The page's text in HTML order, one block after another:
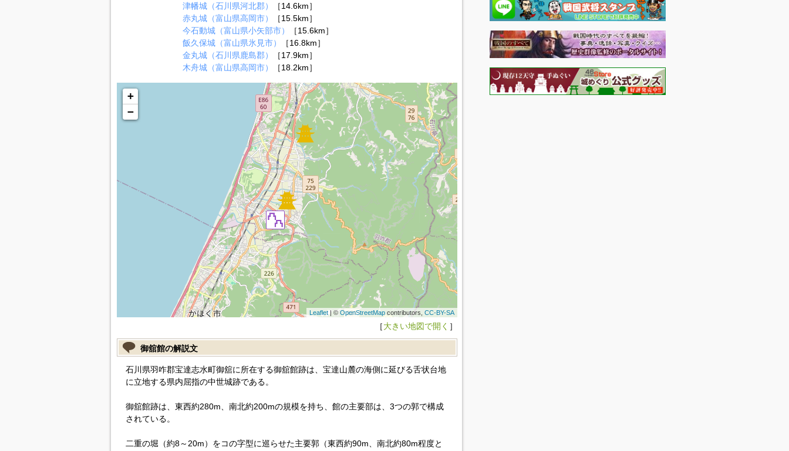
津幡城（石川県河北郡）
［14.6km］
赤丸城（富山県高岡市）
［15.5km］
今石動城（富山県小矢部市）
［15.6km］
飯久保城（富山県氷見市）
［16.8km］
金丸城（石川県鹿島郡）
［17.9km］
木舟城（富山県高岡市）
［18.2km］
+
−
Leaflet| © OpenStreetMapcontributors, CC-BY-SA
［大きい地図で開く ］
御舘館の解説文
石川県羽咋郡宝達志水町御舘に所在する御舘館跡は、宝達山麓の海側に延びる舌状台地
に立地する県内屈指の中世城跡である。
御舘館跡は、東西約280m、南北約200mの規模を持ち、館の主要部は、3つの郭で構成
されている。
二重の堀（約8～20m）をコの字型に巡らせた主要郭（東西約90m、南北約80m程度と